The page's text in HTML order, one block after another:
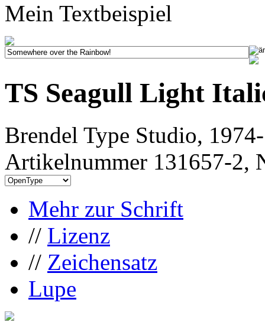
Mein Textbeispiel
TS Seagull Light
Brendel Type Studio,
Artikelnummer 131657-2,
Mehr zur Schrift
// Lizenz
// Zeichensatz
Lupe